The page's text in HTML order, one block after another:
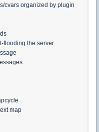
cvars organized by plugin
flooding the server
map